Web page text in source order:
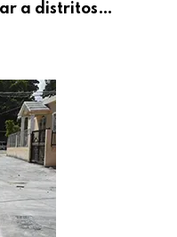
a distritos